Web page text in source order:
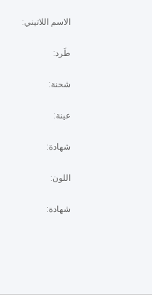
الاسم اللاتيني:
طَرد:
شحنة:
عينة:
شهادة:
اللون:
شهادة: